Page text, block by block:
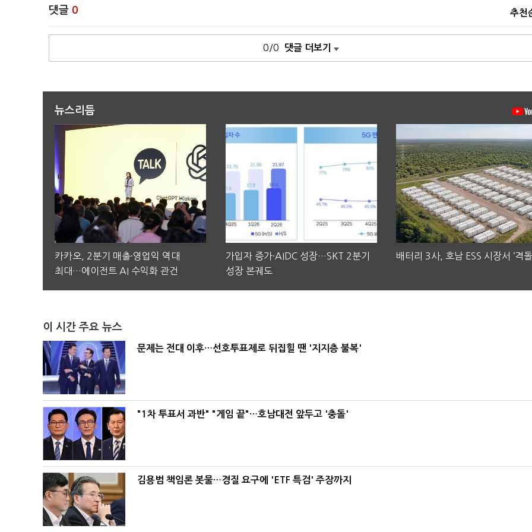
댓글 0 추천
0/0 댓글 더보기
뉴스리듬
카카오, 2분기 매출·영업익 역대
최대…에이전트 AI 수익화 관건
가입자 증가·AIDC 성장…SKT 2분기
성장 본궤도
배터리 3사, 호남 ESS 시장서 ‘격돌
이 시간 주요 뉴스
문제는 전대 이후…선호투표제로 뒤집힐 땐 '지지층 불복'
"1차 투표서 과반" "게임 끝"…호남대전 앞두고 '충돌'
김용범 책임론 봇물…경질 요구에 'ETF 특검' 주장까지